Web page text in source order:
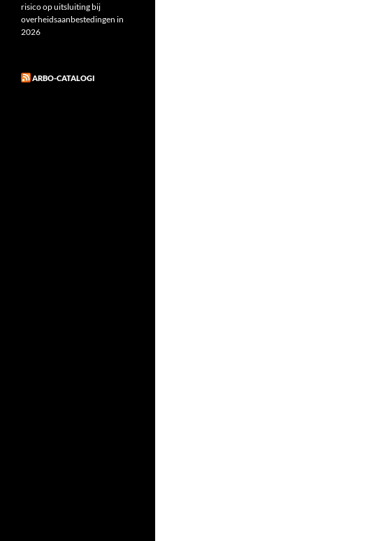
risico op uitsluiting bij
overheidsaanbestedingen in
2026
ARBO-CATALOGI